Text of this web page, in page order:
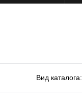
Вид каталога: